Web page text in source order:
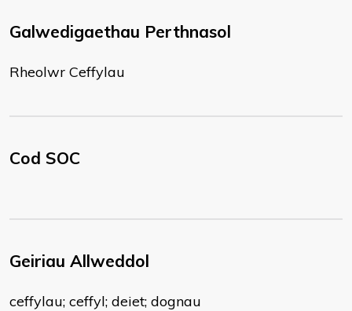
Galwedigaethau Perthnasol
Rheolwr Ceffylau
Cod SOC
Geiriau Allweddol
ceffylau; ceffyl; deiet; dognau